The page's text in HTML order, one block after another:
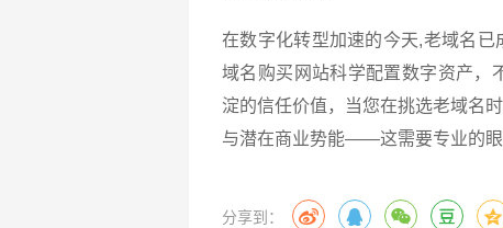
在数字化转型加速的今天,老域名
域名购买网站科学配置数字资产，
淀的信任价值，当您在挑选老域名
与潜在商业势能——这需要专业的眼
分享到：